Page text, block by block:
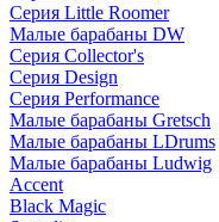
Серия Little Roomer
Малые барабаны DW
Серия Collector's
Серия Design
Серия Performance
Малые барабаны Gretsch
Малые барабаны LDrums
Малые барабаны Ludwig
Accent
Black Magic